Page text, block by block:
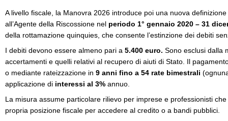
A livello fiscale, la Manovra 2026 introduce poi una nuova
all’Agente della Riscossione nel periodo 1° gennaio 2020 – 31
della rottamazione quinquies, che consente l’estinzione dei debiti
I debiti devono essere almeno pari a 5.400 euro. Sono esclusi dalla
accertamenti e quelli relativi al recupero di aiuti di Stato. Il
o mediante rateizzazione in 9 anni fino a 54 rate bimestrali
applicazione di interessi al 3% annuo.
La misura assume particolare rilievo per imprese e professionisti
propria posizione fiscale per accedere al credito o a bandi pubblici.